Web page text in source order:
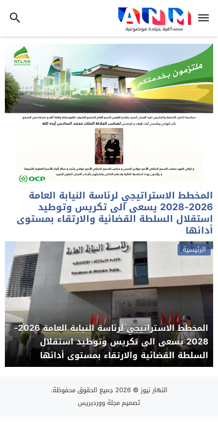
المخطط الاستراتيجي لرئاسة النيابة العامة
2026-2028 يسعى الى تكريس وتوطيد
استقلال السلطة القضائية والارتقاء بمستوى
أدائها
الرئيسية
المخطط الاستراتيجي لرئاسة النيابة العامة 2026-
2028 يسعى الى تكريس وتوطيد استقلال
السلطة القضائية والارتقاء بمستوى أدائها
النهار نيوز © 2026 جميع الحقوق محفوظة.
تصميممجلة ووردبريس